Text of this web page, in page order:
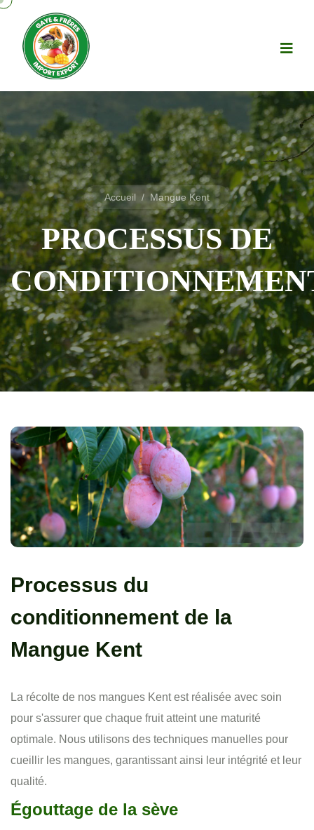
Accueil / Mangue Kent
PROCESSUS DE
Processus du
conditionnement de la
Mangue Kent
La récolte de nos mangues Kent est réalisée avec soin
pour s'assurer que chaque fruit atteint une maturité
optimale. Nous utilisons des techniques manuelles pour
cueillir les mangues, garantissant ainsi leur intégrité et leur
qualité.
Égouttage de la sève